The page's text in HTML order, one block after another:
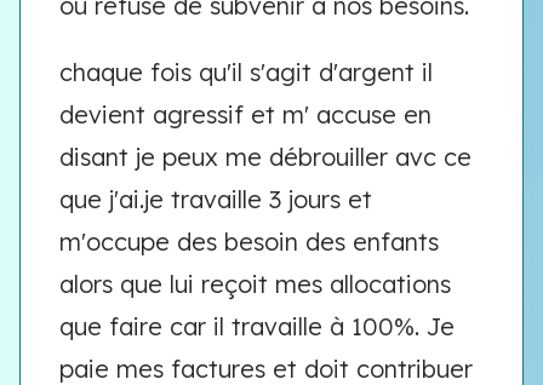
chaque fois qu'il s'agit d'argent il
devient agressif et m' accuse en
disant je peux me débrouiller avc ce
que j'ai.je travaille 3 jours et
m'occupe des besoin des enfants
alors que lui reçoit mes allocations
que faire car il travaille à 100%. Je
paie mes factures et doit contribuer